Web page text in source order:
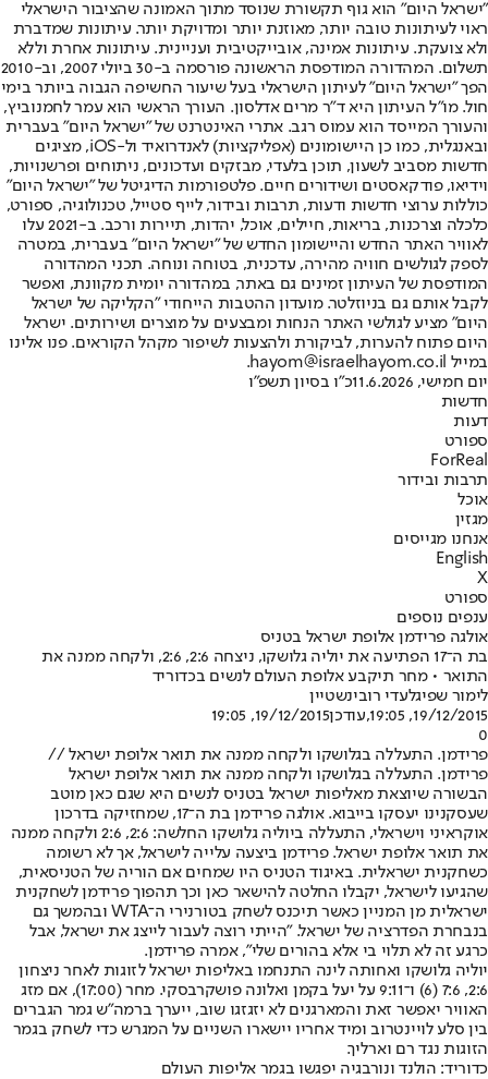
"ישראל היום" הוא גוף תקשורת שנוסד מתוך האמונה שהציבור הישראלי
ראוי לעיתונות טובה יותר, מאוזנת יותר ומדויקת יותר. עיתונות שמדברת
ולא צועקת. עיתונות אמינה, אובייקטיבית ועניינית. עיתונות אחרת וללא
תשלום. המהדורה המודפסת הראשונה פורסמה ב-30 ביולי 2007, וב-2010
הפך "ישראל היום" לעיתון הישראלי בעל שיעור החשיפה הגבוה ביותר בימי
חול. מו"ל העיתון היא ד"ר מרים אדלסון. העורך הראשי הוא עמר לחמנוביץ,
והעורך המייסד הוא עמוס רגב. אתרי האינטרנט של "ישראל היום" בעברית
ובאנגלית, כמו כן היישומונים (אפליקציות) לאנדרואיד ול-iOS, מציגים
חדשות מסביב לשעון, תוכן בלעדי, מבזקים ועדכונים, ניתוחים ופרשנויות,
וידיאו, פודקאסטים ושידורים חיים. פלטפורמות הדיגיטל של "ישראל היום"
כוללות ערוצי חדשות ודעות, תרבות ובידור, לייף סטייל, טכנולוגיה, ספורט,
כלכלה וצרכנות, בריאות, חיילים, אוכל, יהדות, תיירות ורכב. ב-2021 עלו
לאוויר האתר החדש והיישומון החדש של "ישראל היום" בעברית, במטרה
לספק לגולשים חוויה מהירה, עדכנית, בטוחה ונוחה. תכני המהדורה
המודפסת של העיתון זמינים גם באתר, במהדורה יומית מקוונת, ואפשר
לקבל אותם גם בניוזלטר. מועדון ההטבות הייחודי "הקליקה של ישראל
היום" מציע לגולשי האתר הנחות ומבצעים על מוצרים ושירותים. ישראל
היום פתוח להערות, לביקורת ולהצעות לשיפור מקהל הקוראים. פנו אלינו
במייל hayom@israelhayom.co.il.
יום חמישי, 11.6.2026
כ"ו בסיון תשפ"ו
חדשות
דעות
ספורט
ForReal
תרבות ובידור
אוכל
מגזין
אנחנו מגייסים
English
X
ספורט
ענפים נוספים
אולגה פרידמן אלופת ישראל בטניס
בת ה־17 הפתיעה את יוליה גלושקו, ניצחה 2:6, 2:6, ולקחה ממנה את
התואר • מחר תיקבע אלופת העולם לנשים בכדוריד
לימור שפיגלעדי רובינשטיין
19/12/2015, 19:05
,עודכן19/12/2015, 19:05
0
פרידמן. התעללה בגלושקו ולקחה ממנה את תואר אלופת ישראל //
פרידמן. התעללה בגלושקו ולקחה ממנה את תואר אלופת ישראל
הבשורה שיוצאת מאליפות ישראל בטניס לנשים היא שגם כאן מוטב
שעסקנינו יעסקו בייבוא. אולגה פרידמן בת ה־17, שמחזיקה בדרכון
אוקראיני וישראלי, התעללה ביוליה גלושקו החלשה: 2:6, 2:6 ולקחה ממנה
את תואר אלופת ישראל. פרידמן ביצעה עלייה לישראל, אך לא רשומה
כשחקנית ישראלית. באיגוד הטניס היו שמחים אם הוריה של הטניסאית,
שהגיעו לישראל, יקבלו החלטה להישאר כאן וכך תהפוך פרידמן לשחקנית
ישראלית מן המניין כאשר תיכנס לשחק בטורנירי ה־WTA ובהמשך גם
בנבחרת הפדרציה של ישראל. "הייתי רוצה לעבור לייצג את ישראל, אבל
כרגע זה לא תלוי בי אלא בהורים שלי", אמרה פרידמן.
יוליה גלושקו ואחותה לינה התנחמו באליפות ישראל לזוגות לאחר ניצחון
2:6, 7:6 (6) ו־9:11 על יעל בקמן ואלונה פושקרבסקי. מחר (17:00), אם מזג
האוויר יאפשר זאת והמארגנים לא יזגזגו שוב, ייערך ברמה"ש גמר הגברים
בין סלע לויינטרוב ומיד אחריו יישארו השניים על המגרש כדי לשחק בגמר
הזוגות נגד רם וארליך.
כדוריד: הולנד ונורבגיה יפגשו בגמר אליפות העולם